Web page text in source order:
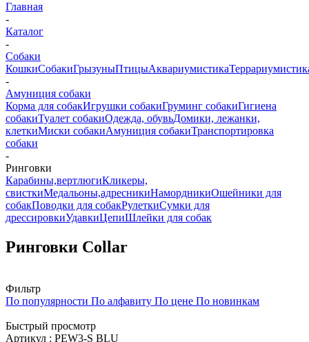
Главная
-
Каталог
-
Собаки
КошкиСобакиГрызуныПтицыАквариумистика
-
Амуниция собаки
Корма для собакИгрушки собакиГруминг собакиГигиена
собакиТуалет собакиОдежда, обувьДомики, лежанки,
клеткиМиски собакиАмуниция собакиТранспортировка
собаки
-
Ринговки
Карабины,вертлюгиКликеры,
свисткиМедальоны,адресникиНамордникиОшейники для
собакПоводки для собакРулеткиСумки для
дрессировкиУдавкиЦепиШлейки для собак
Ринговки Collar
Фильтр
По популярности По алфавиту По цене По новинкам
Быстрый просмотр
Артикул : PEW3-S BLU